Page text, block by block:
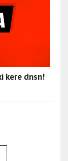
kere dnsn!